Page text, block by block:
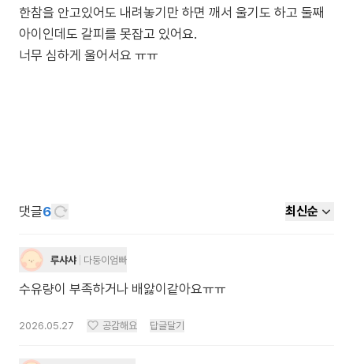
한참을 안고있어도 내려놓기만 하면 깨서 울기도 하고 둘째
아이인데도 갈피를 못잡고 있어요.
너무 심하게 울어서요 ㅠㅠ
댓글6 최신순
루샤샤 다둥이엄빠
수유량이 부족하거나 배앓이같아요ㅠㅠ
2026.05.27 공감해요 답글달기